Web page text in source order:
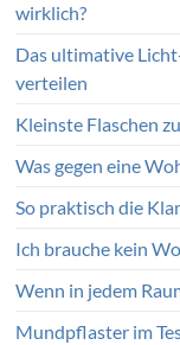
wirklich?
Das ultimative
verteilen
Kleinste Flaschen
Was gegen eine
So praktisch die
Ich brauche kein
Wenn in jedem
Mundpflaster im